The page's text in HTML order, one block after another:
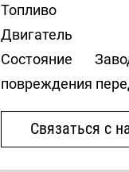
Топливо
Двигатель
Состояние
повреждения
Связаться с